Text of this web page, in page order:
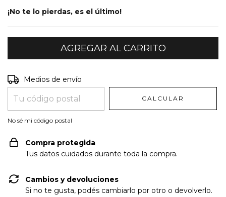
¡No te lo pierdas, es el último!
Entregas para el CP:
Medios de envío
CALCULAR
No sé mi código postal
Compra protegida
Tus datos cuidados durante toda la compra.
Cambios y devoluciones
Si no te gusta, podés cambiarlo por otro o devolverlo.